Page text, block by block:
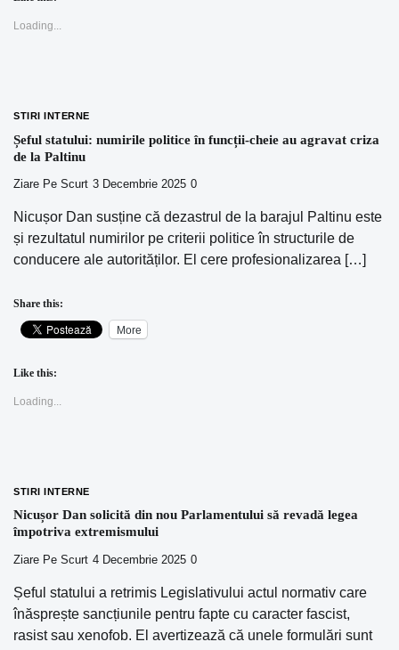
Loading...
STIRI INTERNE
Șeful statului: numirile politice în funcții-cheie au agravat criza
de la Paltinu
Ziare Pe Scurt 3 Decembrie 2025 0
Nicușor Dan susține că dezastrul de la barajul Paltinu este
și rezultatul numirilor pe criterii politice în structurile de
conducere ale autorităților. El cere profesionalizarea […]
Share this:
More
Like this:
Loading...
STIRI INTERNE
Nicușor Dan solicită din nou Parlamentului să revadă legea
împotriva extremismului
Ziare Pe Scurt 4 Decembrie 2025 0
Șeful statului a retrimis Legislativului actul normativ care
înăsprește sancțiunile pentru fapte cu caracter fascist,
rasist sau xenofob. El avertizează că unele formulări sunt